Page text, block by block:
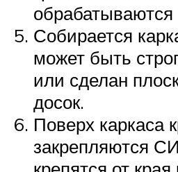
обрабатываются
Собирается
может быть
или сделан
досок.
Поверх каркаса
закрепляются